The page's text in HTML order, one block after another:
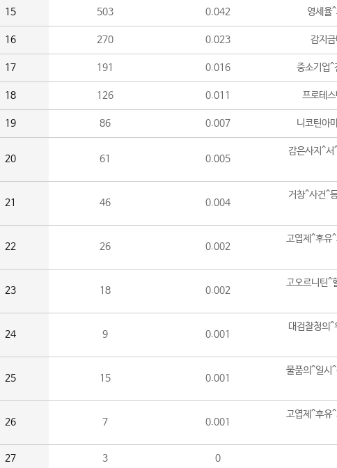
15 503 0.042 영세율
16 270 0.023 감지
17 191 0.016 중소기업^
18 126 0.011 프로테
19 86 0.007 니코틴아
20 61 0.005
감은사지^
21 46 0.004
거창^사건^
22 26 0.002
고엽제^후유
23 18 0.002
고오르니틴^
24 9 0.001
대검찰청의
25 15 0.001
물품의^일시
26 7 0.001
고엽제^후유
27 3 0